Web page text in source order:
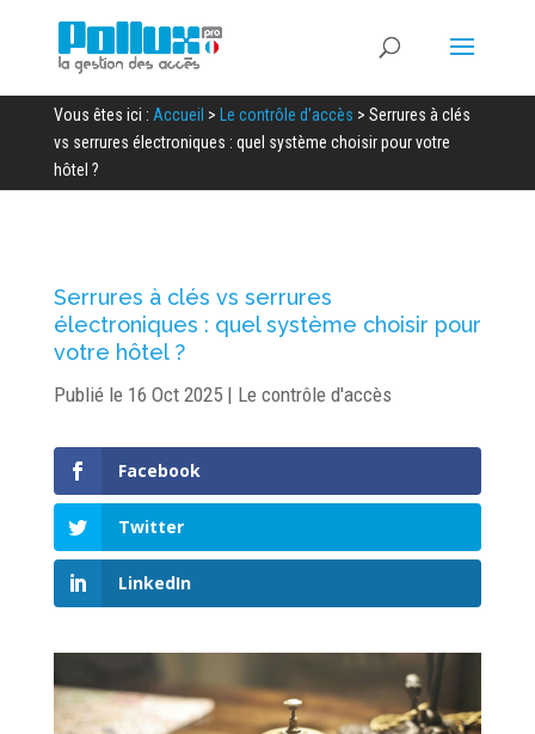
Vous êtes ici : Accueil > Le contrôle d'accès > Serrures à clés
vs serrures électroniques : quel système choisir pour votre
hôtel ?
Serrures à clés vs serrures
électroniques : quel système choisir pour
votre hôtel ?
Publié le 16 Oct 2025| Le contrôle d'accès
Facebook
Twitter
LinkedIn